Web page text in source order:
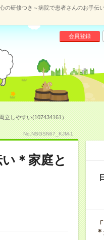
の研修つき～病院で患者さんのお手伝
会員登録
立しやすい(107434161）
No.NSGSN67_KJM-1
＊家庭と